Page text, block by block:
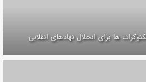
ها برای انحلال نهادهای انقلابی